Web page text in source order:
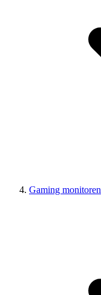
Gaming monitoren